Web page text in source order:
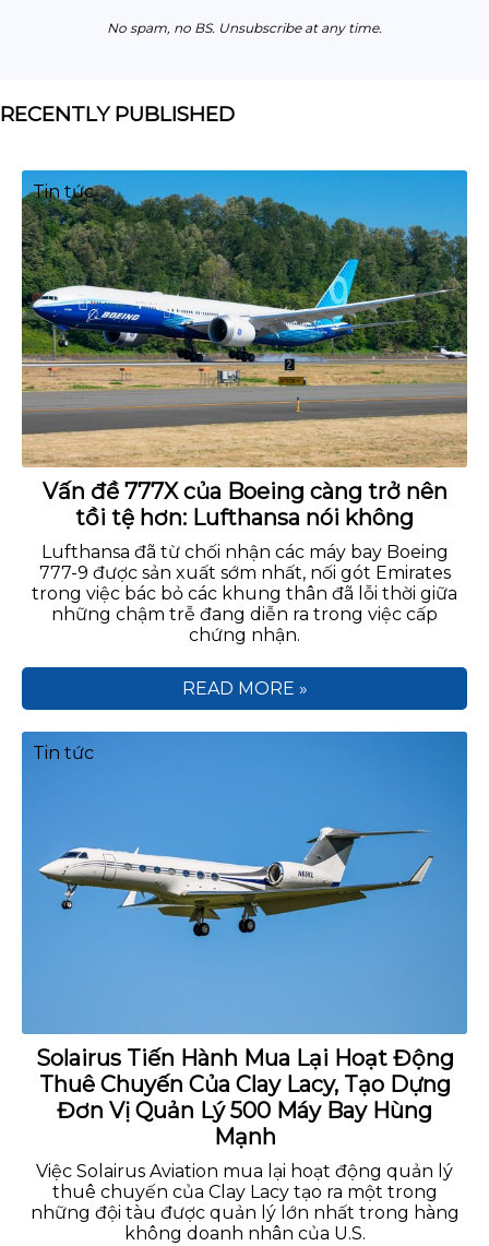
No spam, no BS. Unsubscribe at any time.
RECENTLY PUBLISHED
Vấn đề 777X của Boeing càng trở nên
tồi tệ hơn: Lufthansa nói không
Lufthansa đã từ chối nhận các máy bay Boeing
777-9 được sản xuất sớm nhất, nối gót Emirates
trong việc bác bỏ các khung thân đã lỗi thời giữa
những chậm trễ đang diễn ra trong việc cấp
chứng nhận.
Tin tức
READ MORE »
Solairus Tiến Hành Mua Lại Hoạt Động
Thuê Chuyến Của Clay Lacy, Tạo Dựng
Đơn Vị Quản Lý 500 Máy Bay Hùng
Mạnh
Việc Solairus Aviation mua lại hoạt động quản lý
thuê chuyến của Clay Lacy tạo ra một trong
những đội tàu được quản lý lớn nhất trong hàng
không doanh nhân của U.S.
Tin tức